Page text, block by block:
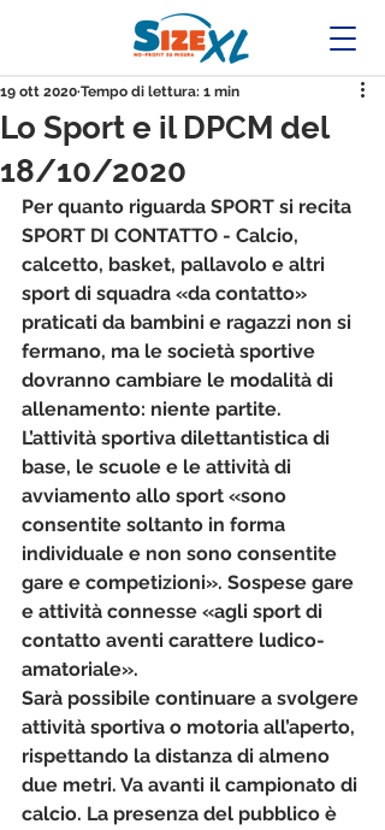
Lo Sport e il DPCM del
18/10/2020
19 ott 2020 Tempo di lettura: 1 min
Per quanto riguarda SPORT si recita
SPORT DI CONTATTO - Calcio,
calcetto, basket, pallavolo e altri
sport di squadra «da contatto»
praticati da bambini e ragazzi non si
fermano, ma le società sportive
dovranno cambiare le modalità di
allenamento: niente partite.
L’attività sportiva dilettantistica di
base, le scuole e le attività di
avviamento allo sport «sono
consentite soltanto in forma
individuale e non sono consentite
gare e competizioni». Sospese gare
e attività connesse «agli sport di
contatto aventi carattere ludico-
amatoriale».
Sarà possibile continuare a svolgere
attività sportiva o motoria all’aperto,
rispettando la distanza di almeno
due metri. Va avanti il campionato di
calcio. La presenza del pubblico è